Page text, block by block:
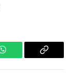
WhatsApp Copy